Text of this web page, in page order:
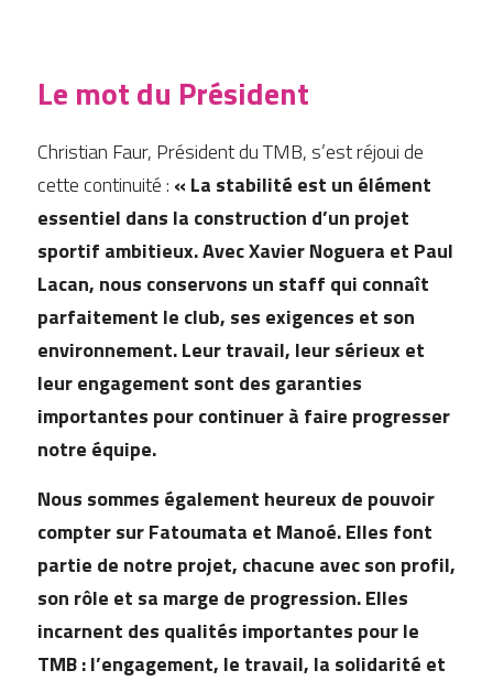
Le mot du Président
Christian Faur, Président du TMB, s’est réjoui de
cette continuité : « La stabilité est un élément
essentiel dans la construction d’un projet
sportif ambitieux. Avec Xavier Noguera et Paul
Lacan, nous conservons un staff qui connaît
parfaitement le club, ses exigences et son
environnement. Leur travail, leur sérieux et
leur engagement sont des garanties
importantes pour continuer à faire progresser
notre équipe.
Nous sommes également heureux de pouvoir
compter sur Fatoumata et Manoé. Elles font
partie de notre projet, chacune avec son profil,
son rôle et sa marge de progression. Elles
incarnent des qualités importantes pour le
TMB : l’engagement, le travail, la solidarité et